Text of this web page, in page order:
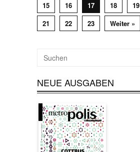
15
16 17 18 19
21
22 23 Weiter »
NEUE AUSGABEN